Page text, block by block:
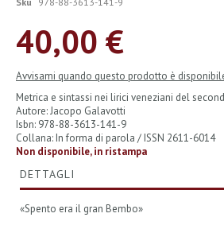
galleria
immagini
40,00 €
Avvisami quando questo prodotto è
Metrica e sintassi nei lirici veneziani del
Autore: Jacopo Galavotti
Isbn: 978-88-3613-141-9
Collana: In forma di parola / ISSN 2611-6014
Non disponibile, in ristampa
DETTAGLI
«Spento era il gran Bembo»